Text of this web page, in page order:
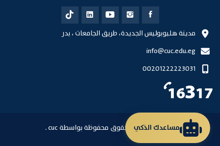
مساعدك الذكي
مدينة هليوبوليس الجديدة، طريق الجامعات ، بدر
info@cuc.edu.eg
00201222223031
© 2026 جميع الحقوق محفوظة بواسطة cuc .